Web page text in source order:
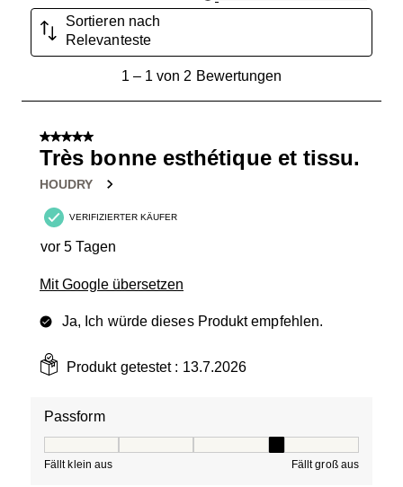
Sortieren nach
Relevanteste
von
Bewertungen.
1– 1 von 2 Bewertungen
5 von 5 Sternen.
Très bonne esthétique et tissu.
HOUDRY
VERIFIZIERTER KÄUFER
vor 5 Tagen
Mit Google übersetzen
Ja, Ich würde dieses Produkt empfehlen.
Produkt getestet : 13.7.2026
Passform
Fällt klein aus Fällt groß aus